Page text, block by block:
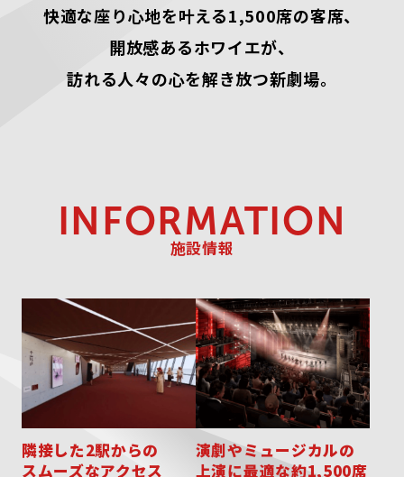
快適な座り心地を叶える1,500席の客席、
開放感あるホワイエが、
訪れる人々の心を解き放つ新劇場。
INFORMATION
施設情報
隣接した2駅からの
スムーズなアクセス
演劇やミュージカルの
上演に最適な約1,500席